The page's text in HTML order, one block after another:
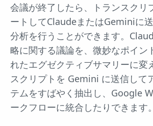
会議が終了したら、トランスクリ
ートしてClaudeまたはGeminiに
分析を行うことができます。
略に関する議論を、微妙なポイン
れたエグゼクティブサマリーに変
スクリプトを Gemini に送信して
テムをすばやく抽出し、Google
ークフローに統合したりできます。